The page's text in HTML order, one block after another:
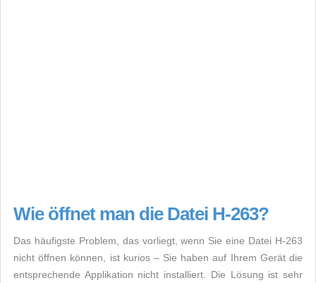
Wie öffnet man die Datei H-263?
Das häufigste Problem, das vorliegt, wenn Sie eine Datei H-263
nicht öffnen können, ist kurios – Sie haben auf Ihrem Gerät die
entsprechende Applikation nicht installiert. Die Lösung ist sehr